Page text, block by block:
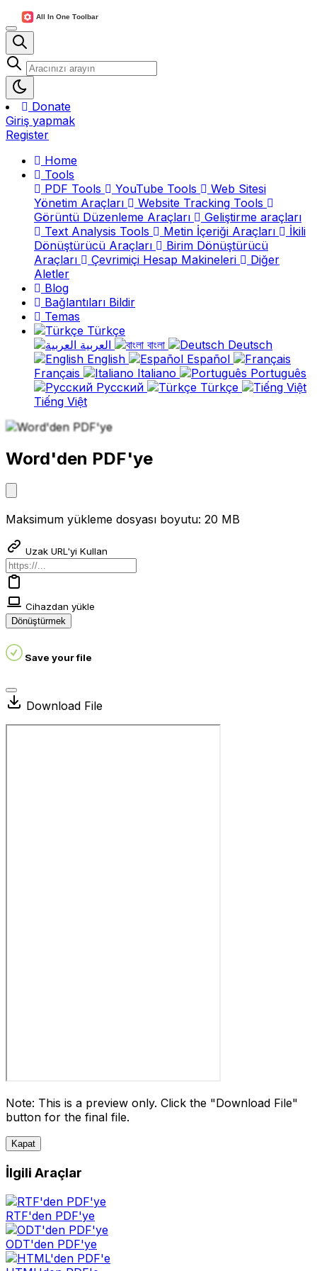
Donate
Giriş yapmak
Register
Home
Tools
PDF Tools
YouTube Tools
Web Sitesi
Yönetim Araçları
Website Tracking Tools
Görüntü Düzenleme Araçları
Geliştirme araçları
Text Analysis Tools
Metin İçeriği Araçları
İkili
Dönüştürücü Araçları
Birim Dönüştürücü
Araçları
Çevrimiçi Hesap Makineleri
Diğer
Aletler
Blog
Bağlantıları Bildir
Temas
Türkçe
বাংলা
Deutsch
English
Español
Français
Italiano
Português
Русский
Türkçe
Tiếng Việt
Word'den PDF'ye
Maksimum yükleme dosyası boyutu: 20 MB
Uzak URL'yi Kullan
Cihazdan yükle
Dönüştürmek
Save your file
Download File
Note: This is a preview only. Click the "Download File"
button for the final file.
Kapat
İlgili Araçlar
RTF'den PDF'ye
ODT'den PDF'ye